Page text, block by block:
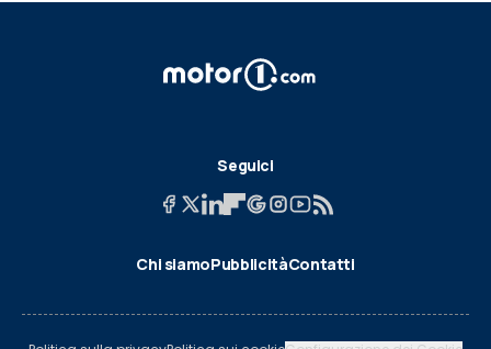
Seguici
Chi siamoPubblicitàContatti